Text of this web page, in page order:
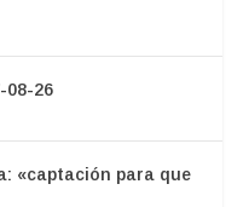
08-26
«captación para que